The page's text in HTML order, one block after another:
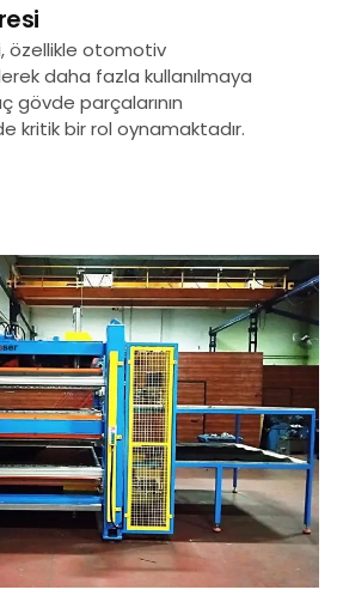
özellikle otomotiv
daha fazla kullanılmaya
gövde parçalarının
kritik bir rol oynamaktadır.